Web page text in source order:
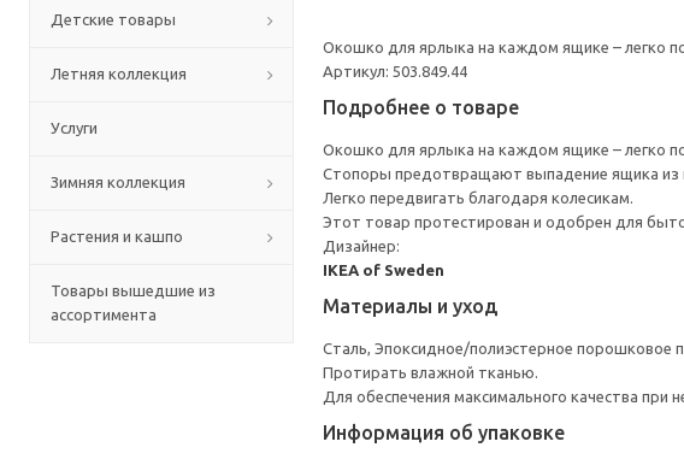
Детские товары
Летняя коллекция
Услуги
Зимняя коллекция
Растения и кашпо
Товары вышедшие из
ассортимента
Окошко для ярлыка на каждом ящике – легко
Артикул: 503.849.44
Подробнее о товаре
Окошко для ярлыка на каждом ящике – легко
Стопоры предотвращают выпадение ящика из
Легко передвигать благодаря колесикам.
Этот товар протестирован и одобрен для
Дизайнер:
IKEA of Sweden
Материалы и уход
Сталь, Эпоксидное/полиэстерное порошковое
Протирать влажной тканью.
Для обеспечения максимального качества
Информация об упаковке